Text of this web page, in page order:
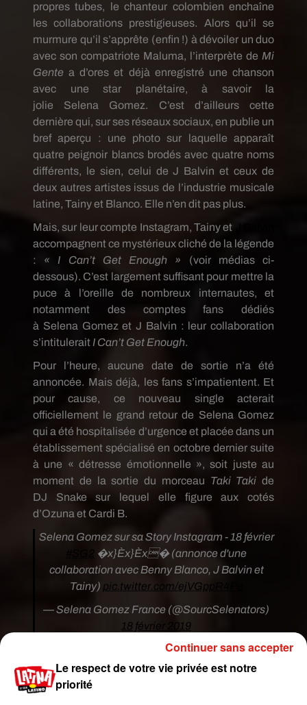
propres tubes, le chanteur colombien enchaîne
les collaborations prestigieuses.
Alors qu’il se
murmure qu’il s’apprête (enfin !) à dévoiler un duo
avec son compatriote Maluma, l’interprète de Mi
Gente a d’ores et déjà enregistré une chanson
avec une star planétaire, à savoir la
jolie
Selena Gomez.
C’est d’ailleurs cette
dernière qui, sur ses réseaux sociaux, en publie un
bref aperçu :
une photo sur laquelle apparaît
quatre peignoir blancs brodés avec quatre noms
différents, le sien, celui de J Balvin et ceux de
deux autres artistes issus de l’industrie musicale
latine, Tainyet Blanco. Elle n’en dit pas plus.
Mais, sur leur compte Instagram, Tainy et
accompagnent ce mystérieux cliché de la légende
:
« I Can’t Get Enough » (voir médias ci-
dessous). C’est largement suffisant pour mettre la
puce à l’oreille de nombreux internautes, et
notamment des comptes fans dédiés
à Selena Gomez et J Balvin : leur collaboration
s’intitulerait I Can’t Get Enough.
Pour l’heure, aucune date de sortie n’a été
annoncée. Mais déjà, les fans s’impatientent. Et
pour cause, ce nouveau single acterait
officiellement le grand retour de Selena Gomez
qui a été hospitalisée d’urgence et placée dans un
établissement spécialisé en octobre dernier suite
à une « détresse émotionnelle », soit juste au
moment de la sortie du morceau Taki Taki de
DJ
Snake
sur lequel elle figure aux cotés
d’Ozuna et Cardi B.
Selena Gomez sur sa Story Instagram - 18 février
�x}Èx}Èx� (annonce d'une
collaboration avec Benny Blanco, J Balvin et
Tainy) pic.twitter.com/ejVGppR4Pe
— Selena Gomez France (@SourcSelenators)
18 février 2019
Le respect de votre vie privée est notre
priorité
Continuer sans accepter